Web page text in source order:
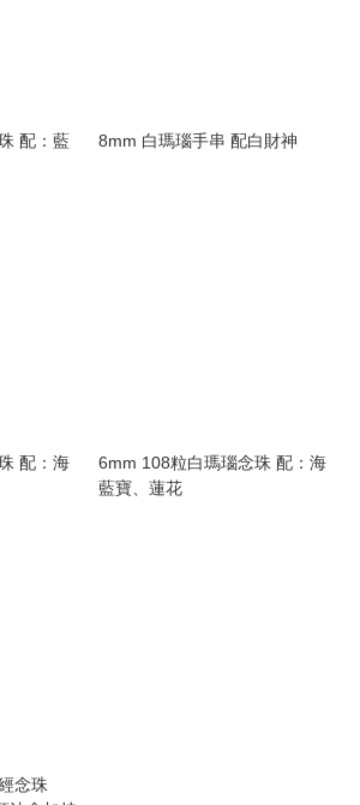
配：藍
8mm 白瑪瑙手串 配白財神
配：海
6mm 108粒白瑪瑙念珠 配：海
藍寶、蓮花
念珠